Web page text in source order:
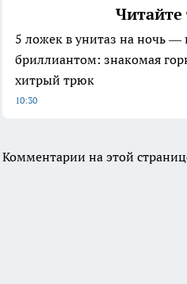
Читайте
5 ложек в унитаз на ночь —
бриллиантом: знакомая
хитрый трюк
10:30
Комментарии на этой